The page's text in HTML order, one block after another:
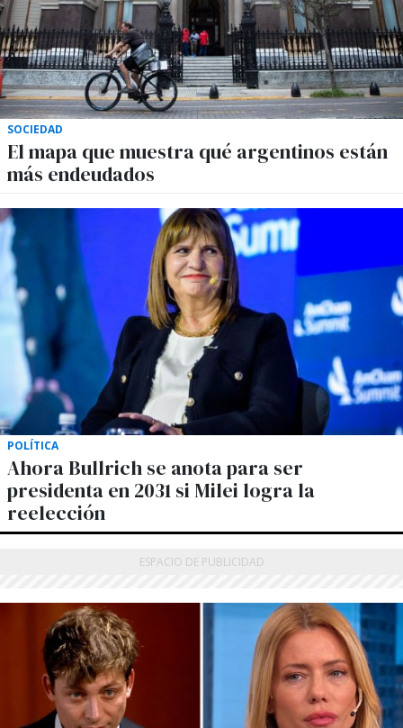
SOCIEDAD
El mapa que muestra qué argentinos están
más endeudados
POLÍTICA
Ahora Bullrich se anota para ser
presidenta en 2031 si Milei logra la
reelección